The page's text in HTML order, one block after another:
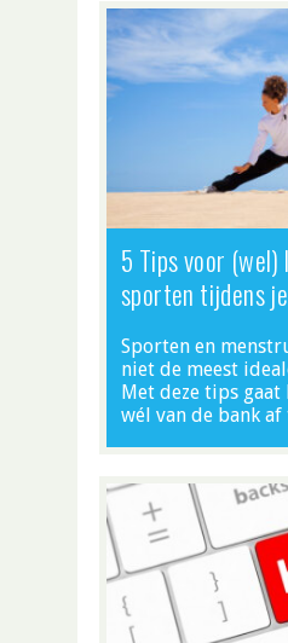
5 Tips voor (wel)
sporten tijdens
Sporten en
niet de meest
Met deze tips
wél van de bank af